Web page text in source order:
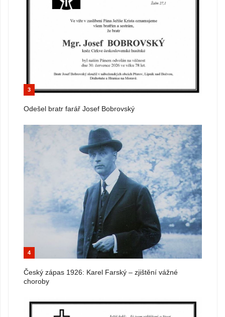
3
Odešel bratr farář Josef Bobrovský
4
Český zápas 1926: Karel Farský – zjištění vážné
choroby